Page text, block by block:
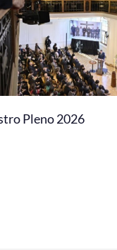
Pleno 2026